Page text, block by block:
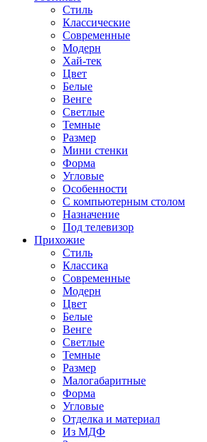
Стиль
Классические
Современные
Модерн
Хай-тек
Цвет
Белые
Венге
Светлые
Темные
Размер
Мини стенки
Форма
Угловые
Особенности
С компьютерным столом
Назначение
Под телевизор
Прихожие
Стиль
Классика
Современные
Модерн
Цвет
Белые
Венге
Светлые
Темные
Размер
Малогабаритные
Форма
Угловые
Отделка и материал
Из МДФ